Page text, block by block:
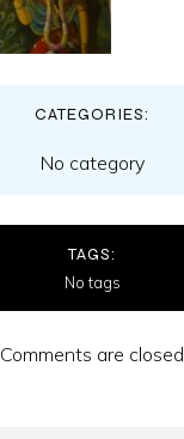
CATEGORIES:
No category
TAGS:
No tags
Comments are closed